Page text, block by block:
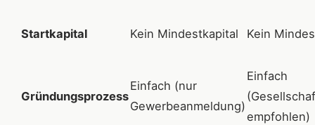
Startkapital Kein Mindestkapital Kein
Gründungsprozess
Einfach (nur
Gewerbeanmeldung)
Einfach
empfohlen)